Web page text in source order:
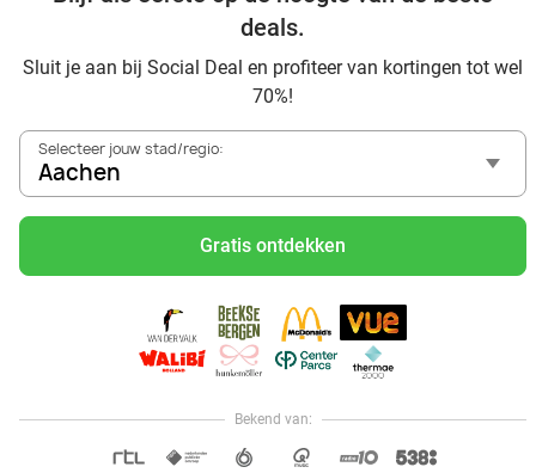
deals.
Sluit je aan bij Social Deal en profiteer van kortingen tot wel
70%!
Selecteer jouw stad/regio:
Aachen
Gratis ontdekken
Bekend van:
Voordelig genieten in Aachen: haal deal-inspiratie uit
In die Sauna in Aachen und Umgebung
Tagesausflug zum Movie Park Germany mit Rabatt, von
Aachen aus
Frühstück & Mittagessen in Aachen
Reise von Aachen aus und erlebe einen fantastischen Tag
im Freizeitpark Europa-Park
Besuche das Phantasialand von Aachen aus und erlebe
einen phantastischen Tagesausflug
Sushi schlemmen in Aachen